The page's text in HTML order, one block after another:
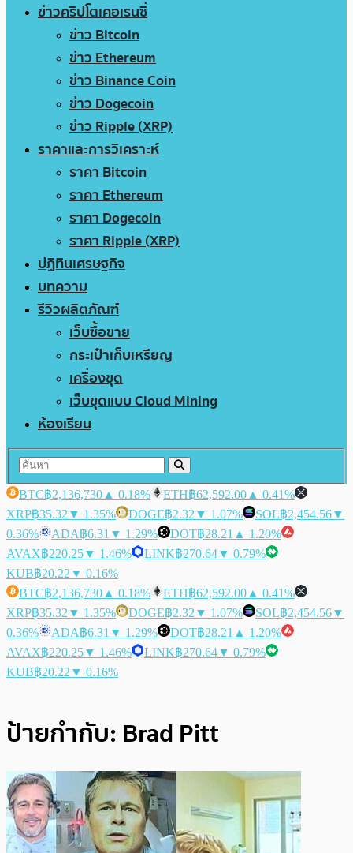
ข่าวคริปโตเคอเรนซี่
ข่าว Bitcoin
ข่าว Ethereum
ข่าว Binance Coin
ข่าว Dogecoin
ข่าว Ripple (XRP)
ราคาและการวิเคราะห์
ราคา Bitcoin
ราคา Ethereum
ราคา Dogecoin
ราคา Ripple (XRP)
ปฏิทินเศรษฐกิจ
บทความ
รีวิวผลิตภัณฑ์
เว็บซื้อขาย
กระเป๋าเก็บเหรียญ
เครื่องขุด
เว็บขุดแบบ Cloud Mining
ห้องเรียน
BTC฿2,136,730 ▲ 0.18% ETH฿62,592.00 ▲ 0.41%
XRP฿35.32 ▼ 1.35% DOGE฿2.32 ▼ 1.07% SOL฿2,454.56▼
0.36%
ADA฿6.31 ▼ 1.29% DOT฿28.21 ▲ 1.20%
AVAX฿220.25▼ 1.46% LINK฿270.64▼ 0.79%
KUB฿20.22 ▼ 0.16%
BTC฿2,136,730 ▲ 0.18% ETH฿62,592.00 ▲ 0.41%
XRP฿35.32 ▼ 1.35% DOGE฿2.32 ▼ 1.07% SOL฿2,454.56▼
0.36%
ADA฿6.31 ▼ 1.29% DOT฿28.21 ▲ 1.20%
AVAX฿220.25▼ 1.46% LINK฿270.64▼ 0.79%
KUB฿20.22 ▼ 0.16%
ป้ายกำกับ: Brad Pitt